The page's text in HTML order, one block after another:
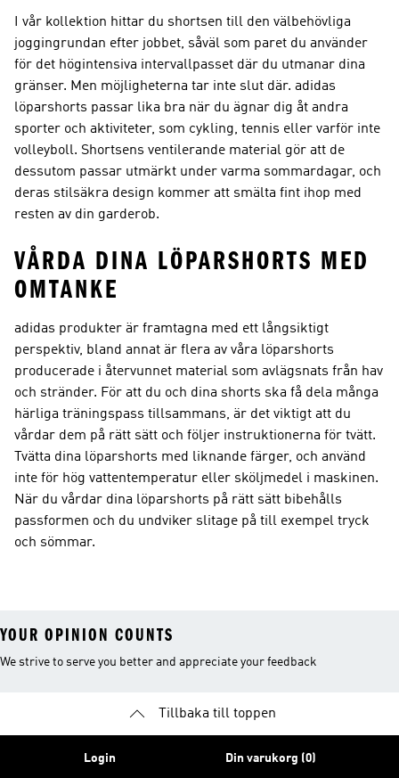
I vår kollektion hittar du shortsen till den välbehövliga
joggingrundan efter jobbet, såväl som paret du använder
för det högintensiva intervallpasset där du utmanar dina
gränser. Men möjligheterna tar inte slut där. adidas
löparshorts passar lika bra när du ägnar dig åt andra
sporter och aktiviteter, som cykling, tennis eller varför inte
volleyboll. Shortsens ventilerande material gör att de
dessutom passar utmärkt under varma sommardagar, och
deras stilsäkra design kommer att smälta fint ihop med
resten av din garderob.
VÅRDA DINA LÖPARSHORTS MED
OMTANKE
adidas produkter är framtagna med ett långsiktigt
perspektiv, bland annat är flera av våra löparshorts
producerade i återvunnet material som avlägsnats från hav
och stränder. För att du och dina shorts ska få dela många
härliga träningspass tillsammans, är det viktigt att du
vårdar dem på rätt sätt och följer instruktionerna för tvätt.
Tvätta dina löparshorts med liknande färger, och använd
inte för hög vattentemperatur eller sköljmedel i maskinen.
När du vårdar dina löparshorts på rätt sätt bibehålls
passformen och du undviker slitage på till exempel tryck
och sömmar.
YOUR OPINION COUNTS
We strive to serve you better and appreciate your feedback
Tillbaka till toppen
Login Din varukorg (0)